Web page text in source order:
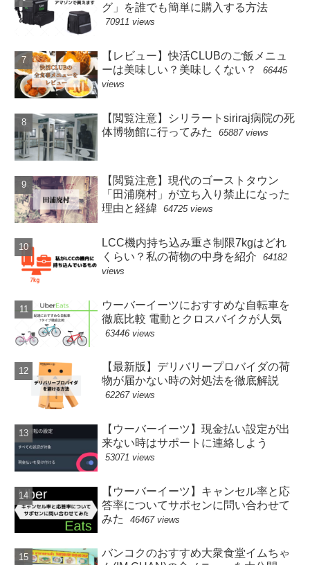
グ」を誰でも簡単に購入する方法
70911 views
【レビュー】快活CLUBのご飯メニュ
ーは美味しい？美味しくない？
66445
views
【閲覧注意】シリラートsiriraj病院の死
体博物館に行ってみた
65887 views
【閲覧注意】現代のゴーストタウン
「田浦廃村」が立ち入り禁止になった
理由と経緯
64725 views
LCC機内持ち込み重さ制限7kgはどれ
くらい？私の荷物の中身を紹介
64182
views
ウーバーイーツにおすすめな自転車を
徹底比較 電動とクロスバイクが人気
63446 views
【最新版】デリバリープロバイダの荷
物が届かない時の対処法を徹底解説
62267 views
【ウーバーイーツ】現金払い設定が出
来ない時はサポートに連絡しよう
53071 views
【ウーバーイーツ】キャンセル率と応
答率についてサポセンに問い合わせて
みた
46467 views
バンコクのおすすめ大衆食堂イムちゃ